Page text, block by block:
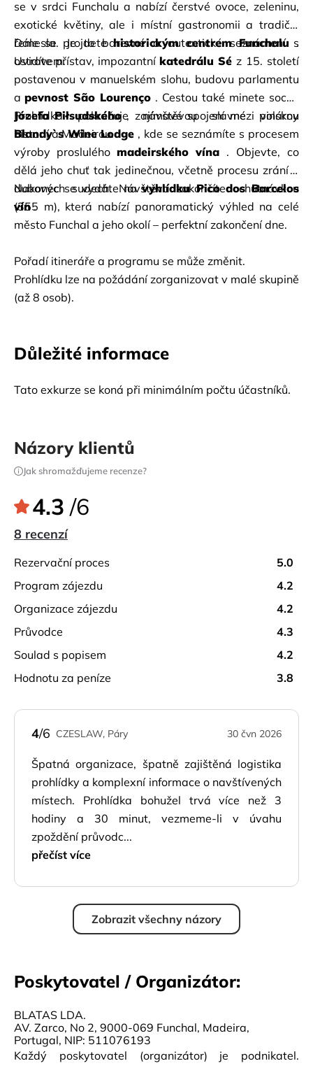
se v srdci Funchalu a nabízí čerstvé ovoce, zeleninu,
exotické květiny, ale i místní gastronomii a tradiční
řemesla. Je to barevné a autentické seznámení s
ostrovem.
Dále se projdete historickým centrem Funchalu .
Uvidíte přístav, impozantní katedrálu Sé z 15. století
postavenou v manuelském slohu, budovu parlamentu
a pevnost São Lourenço . Cestou také minete sochu
Józefa Piłsudského , zajímavé spojení mezi polskou
historií a Madeirou.
Prohlídka pokračuje návštěvou slavné vinárny
Blandy`s Wine Lodge , kde se seznámíte s procesem
výroby proslulého madeirského vína . Objevte, co
dělá jeho chuť tak jedinečnou, včetně procesu zrání v
dubových sudech. Návštěva zakončíte ochutnávkou
vín .
Nakonec se vydáte na vyhlídku Pico dos Barcelos
(355 m), která nabízí panoramatický výhled na celé
město Funchal a jeho okolí – perfektní zakončení dne.
Pořadí itineráře a programu se může změnit.
Prohlídku lze na požádání zorganizovat v malé skupině
(až 8 osob).
Důležité informace
Tato exkurze se koná při minimálním počtu účastníků.
Názory klientů
Jak shromažďujeme recenze?
4.3 /6
8 recenzí
rezervační proces
5.0
program zájezdu
4.2
organizace zájezdu
4.2
průvodce
4.3
soulad s popisem
4.2
hodnotu za peníze
3.8
4/6 CZESLAW, Páry 30 čvn 2026
Špatná organizace, špatně zajištěná logistika
prohlídky a komplexní informace o navštívených
místech. Prohlídka bohužel trvá více než 3
hodiny a 30 minut, vezmeme-li v úvahu
zpoždění průvodc...
přečíst více
Zobrazit všechny názory
Poskytovatel / Organizátor:
BLATAS LDA.
AV. Zarco, No 2, 9000-069 Funchal, Madeira,
Portugal, NIP: 511076193
Každý poskytovatel (organizátor) je podnikatel.